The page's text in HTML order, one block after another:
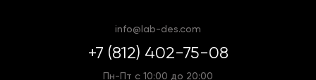
info@lab-des.com
+7 (812) 402-75-08
Пн-Пт с 10:00 до 20:00